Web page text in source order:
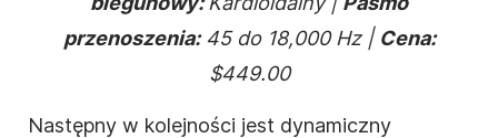
przenoszenia:45 do 18,000 Hz | Cena:
$449.00
Następny w kolejności jest dynamiczny